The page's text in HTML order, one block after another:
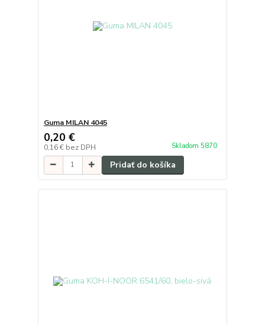
Guma MILAN 4045
0,20 €
0,16 € bez DPH Skladom 5870
Pridať do košíka